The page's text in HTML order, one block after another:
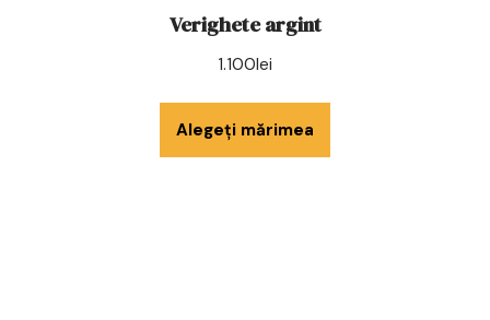
Verighete argint
1.100lei
Alegeți mărimea